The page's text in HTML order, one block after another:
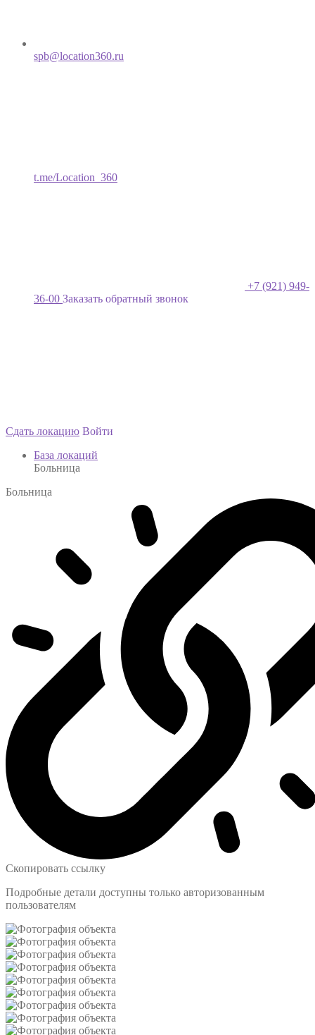
spb@location360.ru
t.me/Location_360
+7 (921) 949-
36-00 Заказать обратный звонок
Сдать локацию Войти
База локаций
Больница
Больница
Скопировать ссылку
Подробные детали доступны только авторизованным
пользователям